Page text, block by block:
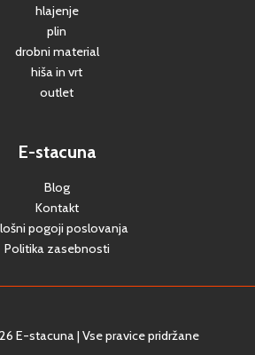
hlajenje
plin
drobni material
hiša in vrt
outlet
E-stacuna
Blog
Kontakt
pogoji poslovanja
Politika zasebnosti
E-stacuna | Vse pravice pridržane